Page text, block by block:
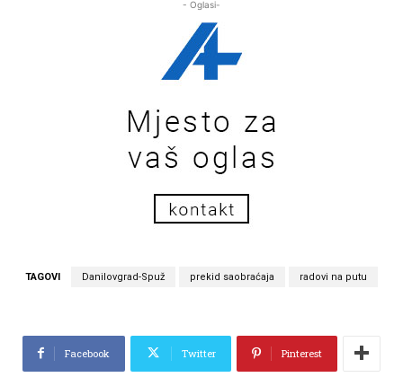
- Oglasi-
TAGOVI Danilovgrad-Spuž prekid saobraćaja radovi na putu
Facebook Twitter Pinterest